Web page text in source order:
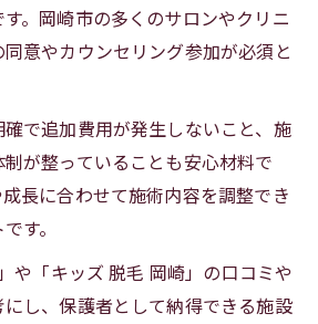
。岡崎市の多くのサロンやクリニ
意やカウンセリング参加が必須と
で追加費用が発生しないこと、施
が整っていることも安心材料で
長に合わせて施術内容を調整でき
す。
や「キッズ 脱毛 岡崎」の口コミや
し、保護者として納得できる施設